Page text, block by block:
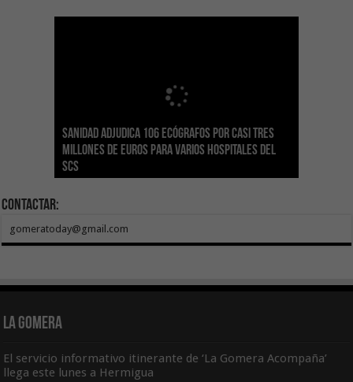
Sanidad adjudica 106 ecógrafos por casi tres
millones de euros para varios hospitales del
SCS
Gesplan logra la máxima puntuación en el
Índice de Transparencia de Canarias por cuarto
año consecutivo
El Gobierno canario concede ayudas del
POSEICAN-Pesca al sector por valor de 7,09 M€
tras aumentar las cuantías
Transición Ecológica coordina con Ashotel su
adhesión a la Red de Refugios Climáticos de
Canarias
Visocan incorpora 170 pisos a su parque de
vivienda protegida en régimen de alquiler
asequible de Tenerife
Sanidad refuerza la capacidad diagnóstica de
los centros de salud con el impulso de la
ecografía clínica
Contactar:
gomeratoday@gmail.com
La Gomera
El servicio informativo itinerante de ‘La Gomera Acompaña’
llega este lunes a Hermigua